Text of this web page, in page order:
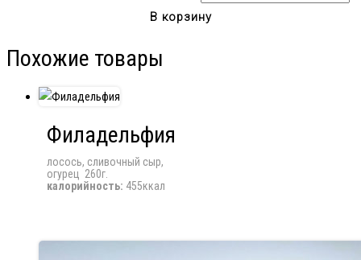
В корзину
Похожие товары
Филадельфия
лосось, сливочный сыр,
огурец 260г.
калорийность: 455ккал